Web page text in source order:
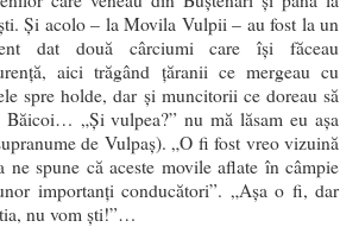
Și acolo – la Movila Vulpii – au fost la un
dat două cârciumi care își făceau
aici trăgând țăranii ce mergeau cu
spre holde, dar și muncitorii ce doreau să
„Și vulpea?” nu mă lăsam eu așa
de Vulpaș). „O fi fost vreo vizuină
spune că aceste movile aflate în câmpie
importanți conducători”. „Așa o fi, dar
nu vom ști!”…